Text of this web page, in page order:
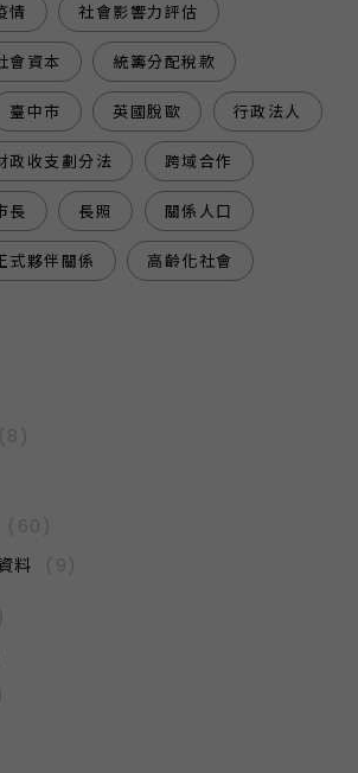
情 社會影響力評估
會資本 統籌分配稅款
臺中市 英國脫歐 行政法人
政收支劃分法 跨域合作
長 長照 關係人口
式夥伴關係 高齡化社會
(8)
(60)
料
(9)